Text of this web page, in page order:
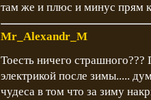
там же и плюс и минус прям
Mr_Alexandr_M
Тоесть ничего страшного???
электрикой после зимы.....
чудеса в том что за зиму